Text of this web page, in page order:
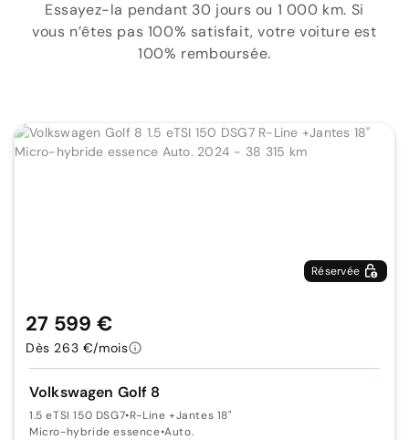
Essayez-la pendant 30 jours ou 1 000 km. Si
vous n’êtes pas 100% satisfait, votre voiture est
100% remboursée.
Réservée
Volkswagen Golf 8
1.5 eTSI 150 DSG7•R-Line +Jantes 18"
Micro-hybride essence•Auto.
27 599 €
Dès 263 €/mois